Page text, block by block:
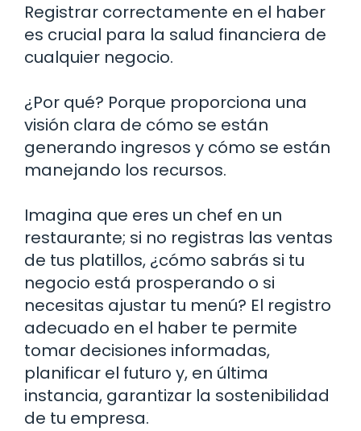
Registrar correctamente en el haber
es crucial para la salud financiera de
cualquier negocio.
¿Por qué? Porque proporciona una
visión clara de cómo se están
generando ingresos y cómo se están
manejando los recursos.
Imagina que eres un chef en un
restaurante; si no registras las ventas
de tus platillos, ¿cómo sabrás si tu
negocio está prosperando o si
necesitas ajustar tu menú? El registro
adecuado en el haber te permite
tomar decisiones informadas,
planificar el futuro y, en última
instancia, garantizar la sostenibilidad
de tu empresa.